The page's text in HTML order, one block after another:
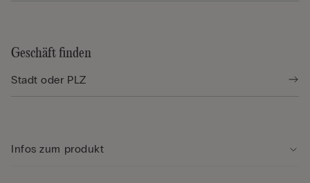
Geschäft finden
Infos zum produkt